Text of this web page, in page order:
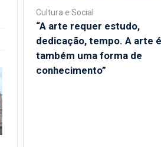
Cultura e Social
“A arte requer estudo,
dedicação, tempo. A arte é
também uma forma de
conhecimento”